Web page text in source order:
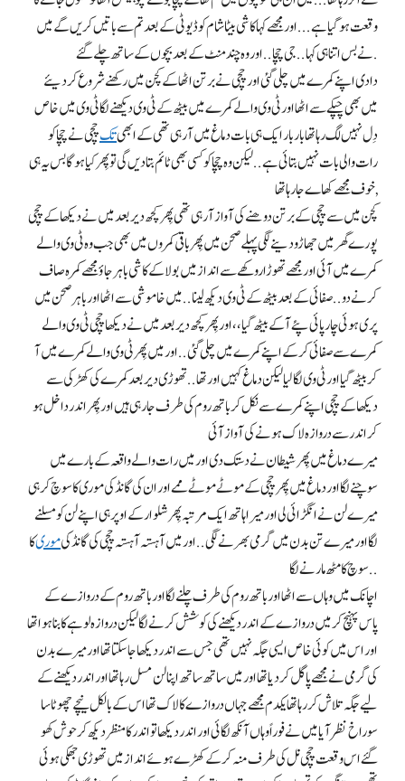
وقعت ہو گیا ہے . . . اور مجھے کہا کا شی بیٹا شام کو ڈیوٹی کے بعد تم سے باتیں کریں گے میں
نے بس اتنا ہی کہا.. جی چچا . . اور وہ چند منٹ کے بعد بچوں کے ساتھ چلے گئے.
دادی اپنے کمرے میں چلی گئی اور چچی نے برتن اٹھا کے کچن میں رکھنے شروع کر دیئے
میں بھی چپکے سے اٹھا اور ٹی وی والے کمرے میں بیٹھ کے ٹی وی دیکھنے لگا ٹی وی میں خاص
دِل نہیں لگ رہا تھا بار بار ایک ہی بات دماغ میں آ رہی تھی کے ابھیتکچچی نے چچا کو
رات والی بات نہیں بتائی ہے . . لیکن وہ چچا کو کسی بھی ٹائم بتا دیں گی تو پِھر کیا ہو گا بس یہ ہی
خوف مجھے کھاے جا رہا تھا,
کچن میں سے چچی کے برتن دو هنے کی آواز آ رہی تھی پِھر کچھ دیر بعد میں نے دیکھا کے چچی
پورے گھر میں جھاڑو دینے لگی پہلے صحن میں پِھر باقی کمروں میں بھی جب وہ ٹی وی والے
کمرے میں آئی اور مجھے تھوڑا رو کھے سے انداز میں بولا کے کا شی باہر جاؤ مجھے کمرہ صاف
کرنے دو.. صفائی کے بعد بیٹھ کے ٹی وی دیکھ لینا . . میں خاموشی سے اٹھا اور باہر صحن میں
پری ہوئی چار پائی پئے آ کے بیٹھ گیا ، ، اور پِھر کچھ دیر بعد میں نے دیکھا چچی ٹی وی والے
کمرے سے صفائی کر کے اپنے کمرے میں چلی گئی .. اور میں پِھر ٹی وی والے کمرے میں آ
کر بیٹھ گیا اور ٹی وی لگا لیا لیکن دماغ کہیں اور تھا . . تھوڑی دیر بعد کمرے کی کھڑکی سے
دیکھا کے چچی اپنے کمرے سے نکل کر باتھ روم کی طرف جا رہی ہیں اور پِھر اندر داخل ہو
کر اندر سےدروازہ لاک ہونے کی آواز آئی
میرے دماغ میں پِھر شیطان نے دستک دی اور میں رات والے واقعہ کے با رے میں
سوچنے لگا اور دماغ میں پِھر چچی کے موٹے موٹے ممے اور ان کی گانڈ کی موری کا سوچ کر ہی
میرے لن نے انگڑائی لی اور میرا ہاتھ ایک مرتبہ پِھر شلوار کے اوپر ہی اپنے لن کو مسلنے
لگا اور میرے تن بدن میں گرمی بھرنے لگی . . اور میں آہستہ آہستہ چچی کی گانڈ کیموریکا
سوچ کا مٹھ مارنے لگا..
اچانک میں وہاں سے اٹھا اور باتھ روم کی طرف چلنے لگا اور باتھ روم کے دروازے کے
پاس پہنچ کر میں دروازے کے اندر دیکھنے کی کوشش کرنے لگا لیکن دروازہ لوہے کا بنا ہوا تھا
اور اس میں کوئی خاص ایسی جگہ نہیں تھی جس سے اندر دیکھا جا سکتا تھا اور میرے بدن
کی گرمی نے مجھے پاگل کر دیا تھا اور میں ساتھ ساتھ اپنا لن مسل رہا تھا اور اندر دیکھنے کے
لیے جگہ تلاش کر رہا تھا یکدم مجھے جہاں دروازے کا لاک تھا اس کے بالکل نیچے چھوٹا سا
سوراخ نظر آیا میں نے فوراً وہاں آنکھ لگائی اور اندر دیکھا تو اندر کا منظر دیکھ کر حو ش کھو
گئےاس وقعت چچی نل کی طرف منہ کر کے کھڑے ہوئے انداز میں تھوڑی جھکی ہوئی